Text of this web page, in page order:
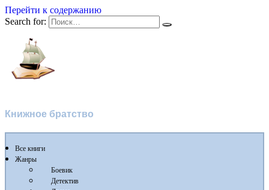
Перейти к содержанию
Search for:
Книжное братство
Все книги
Жанры
Боевик
Детектив